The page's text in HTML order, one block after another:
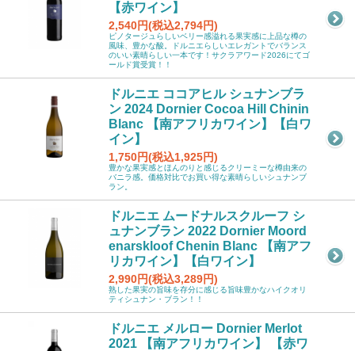
【赤ワイン】
2,540円(税込2,794円)
ピノタージュらしいベリー感溢れる果実感に上品な樽の
風味、豊かな酸。ドルニエらしいエレガントでバランス
のいい素晴らしい一本です！サクラアワード2026にてゴ
ールド賞受賞！！
ドルニエ ココアヒル シュナンブラ
ン 2024 Dornier Cocoa Hill Chinin
Blanc 【南アフリカワイン】【白ワ
イン】
1,750円(税込1,925円)
豊かな果実感とほんのりと感じるクリーミーな樽由来の
バニラ感。価格対比でお買い得な素晴らしいシュナンブ
ラン。
ドルニエ ムードナルスクルーフ シ
ュナンブラン 2022 Dornier Moord
enarskloof Chenin Blanc 【南アフ
リカワイン】【白ワイン】
2,990円(税込3,289円)
熟した果実の旨味を存分に感じる旨味豊かなハイクオリ
ティシュナン・ブラン！！
ドルニエ メルロー Dornier Merlot
2021 【南アフリカワイン】 【赤ワ